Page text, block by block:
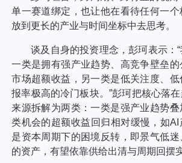
FOF
个人养老金
投资顾问
关于我们